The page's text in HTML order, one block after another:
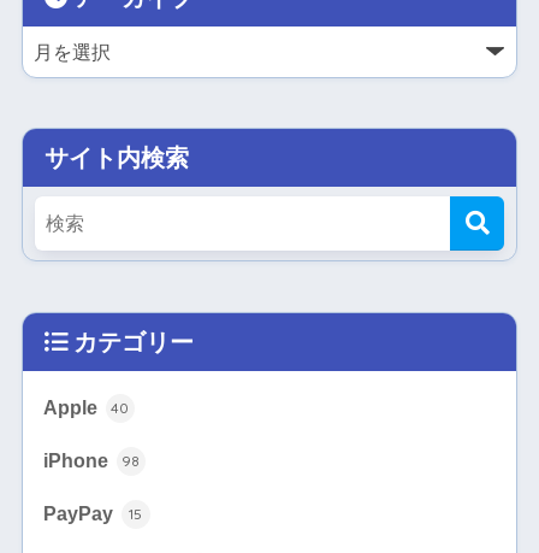
サイト内検索
カテゴリー
Apple 40
iPhone 98
PayPay 15